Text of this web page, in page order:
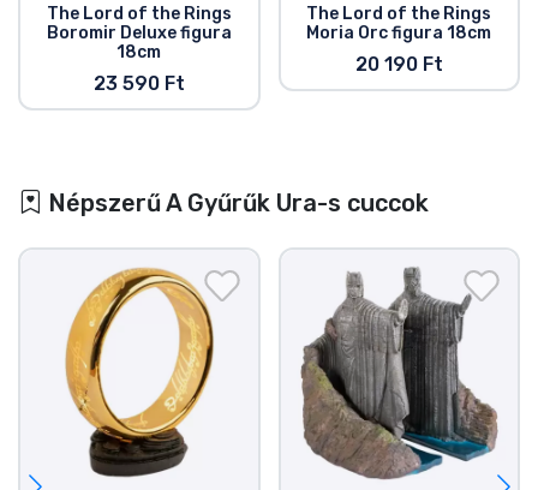
The Lord of the Rings
Boromir Deluxe figura
18cm
23 590 Ft
The Lord of the Rings
Moria Orc figura 18cm
20 190 Ft
Népszerű A Gyűrűk Ura-s cuccok